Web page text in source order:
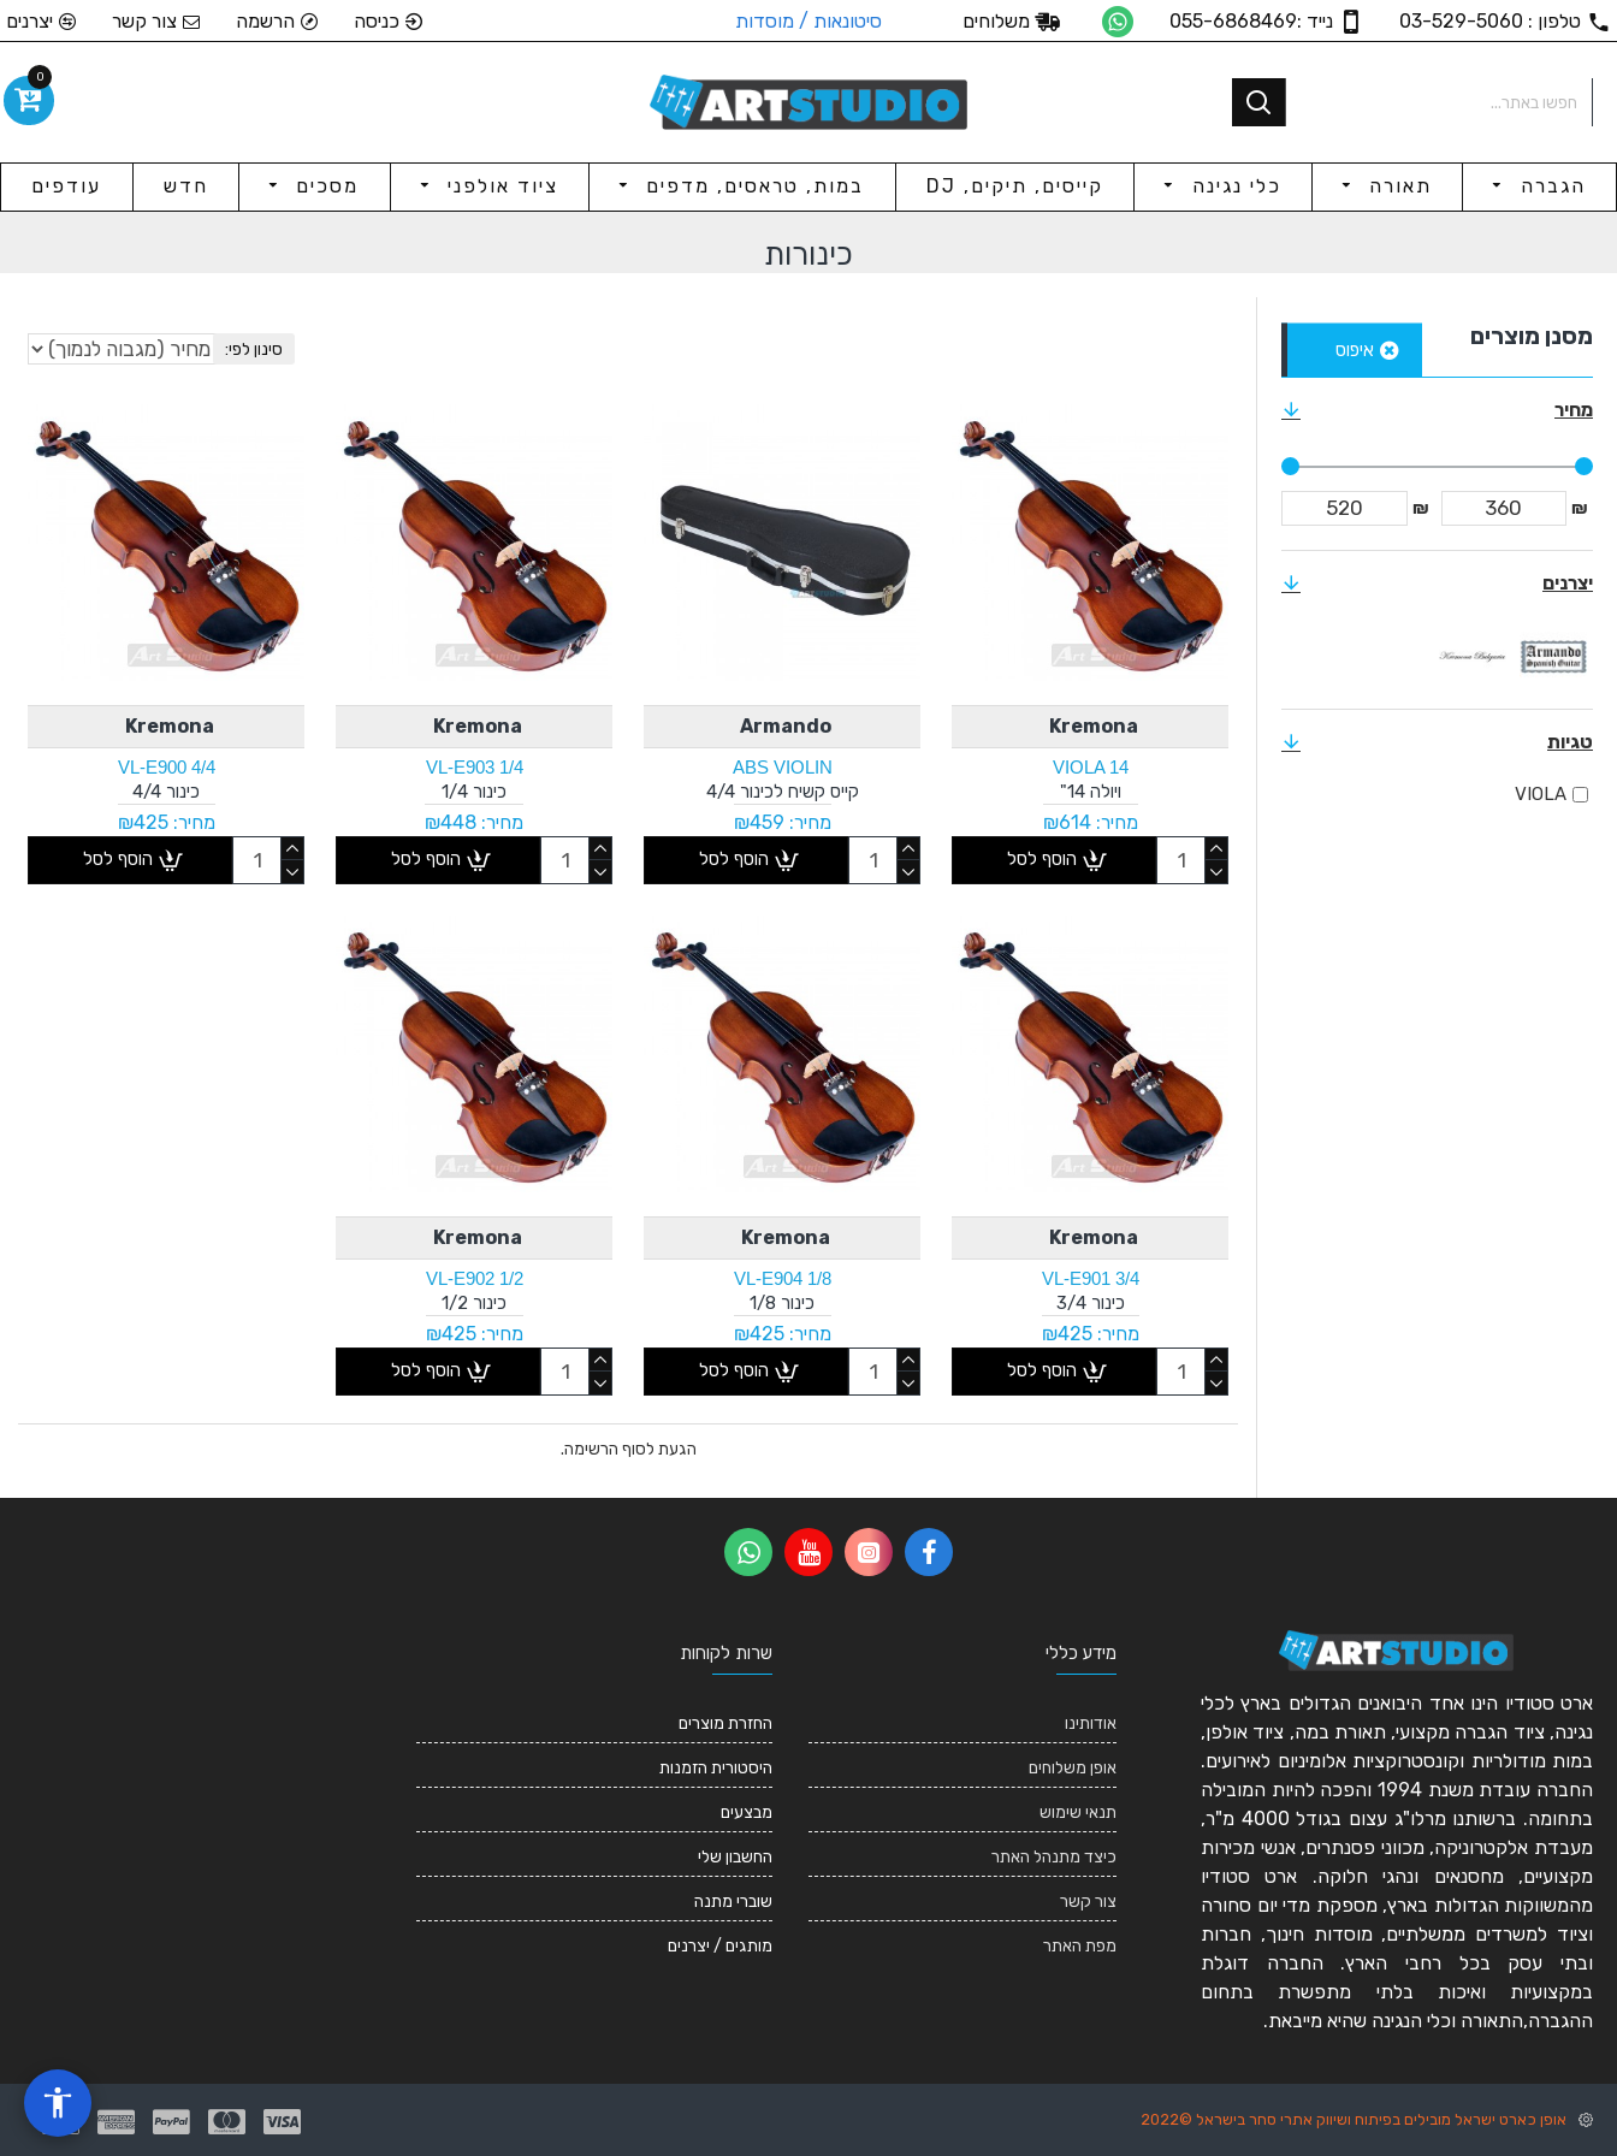
טלפון : 03-529-5060 נייד :055-6868469 משלוחים סיטונאות / מוסדות כניסה הרשמה צור קשר יצרנים
הגברה תאורה כלי נגינה קייסים, תיקים, DJ במות, טראסים, מדפים ציוד אולפני מסכים חדש עודפים
כינורות
מסנן מוצרים איפוס
מחיר
₪
₪
יצרנים
טגיות
VIOLA
סינון לפי:
Kremona
VIOLA 14
ויולה 14"
מחיר: ₪614
הוסף לסל
Armando
ABS VIOLIN
קייס קשיח לכינור 4/4
מחיר: ₪459
הוסף לסל
Kremona
VL-E903 1/4
כינור 1/4
מחיר: ₪448
הוסף לסל
Kremona
VL-E900 4/4
כינור 4/4
מחיר: ₪425
הוסף לסל
Kremona
VL-E901 3/4
כינור 3/4
מחיר: ₪425
הוסף לסל
Kremona
VL-E904 1/8
כינור 1/8
מחיר: ₪425
הוסף לסל
Kremona
VL-E902 1/2
כינור 1/2
מחיר: ₪425
הוסף לסל
הגעת לסוף הרשימה.
ארט סטודיו הינו אחד היבואנים הגדולים בארץ לכלי
נגינה, ציוד הגברה מקצועי, תאורת במה, ציוד אולפן,
במות מודולריות וקונסטרוקציות אלומיניום לאירועים.
החברה עובדת משנת 1994 והפכה להיות המובילה
בתחומה. ברשותנו מרלו"ג עצום בגודל 4000 מ"ר,
מעבדת אלקטרוניקה, מכווני פסנתרים, אנשי מכירות
מקצועיים, מחסנאים ונהגי חלוקה. ארט סטודיו
מהמשווקות הגדולות בארץ, מספקת מדי יום סחורה
וציוד למשרדים ממשלתיים, מוסדות חינוך, חברות
ובתי עסק בכל רחבי הארץ. החברה דוגלת
במקצועיות ואיכות בלתי מתפשרת בתחום
ההגברה,התאורה וכלי הנגינה שהיא מייבאת.
מידע כללי
אודותינו
אופן משלוחים
תנאי שימוש
כיצד מתנהל האתר
צור קשר
מפת האתר
שרות לקוחות
החזרת מוצרים
היסטורית הזמנות
מבצעים
החשבון שלי
שוברי מתנה
מותגים / יצרנים
אופן כארט ישראל מובילים בפיתוח ושיווק אתרי סחר בישראל ©2022
0